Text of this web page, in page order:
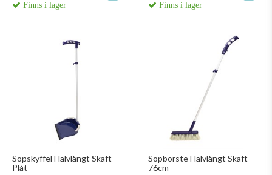
Finns i lager Finns i lager
Sopskyffel Halvlångt Skaft
Plåt
Sopborste Halvlångt Skaft
76cm